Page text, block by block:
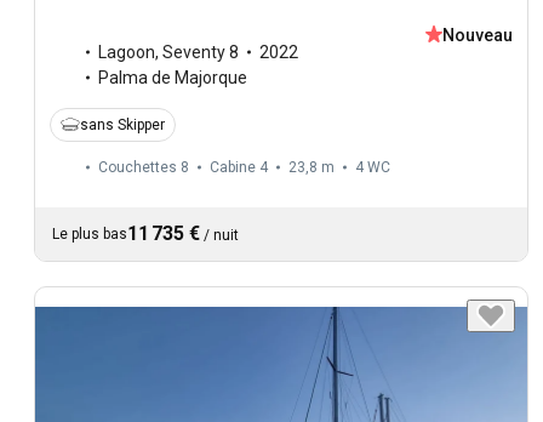
Lagoon, Seventy 8
2022
Palma de Majorque
Nouveau
sans Skipper
Couchettes 8 Cabine 4 23,8 m 4 WC
Le plus bas11 735 € / nuit